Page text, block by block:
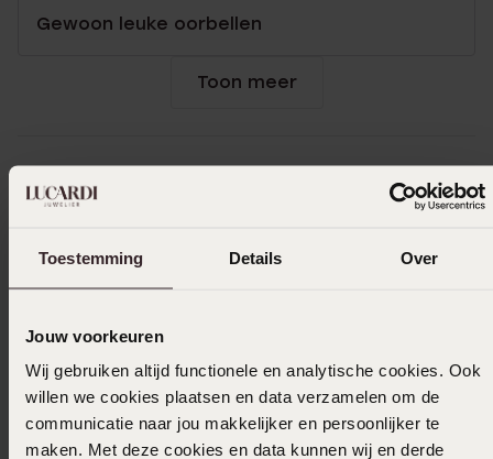
Toestemming Details Over
Jouw voorkeuren
Wij gebruiken altijd functionele en analytische cookies. Ook
willen we cookies plaatsen en data verzamelen om de
communicatie naar jou makkelijker en persoonlijker te
maken. Met deze cookies en data kunnen wij en derde
Gewoon leuke oorbellen
Toon meer
Ook leuk voor jou